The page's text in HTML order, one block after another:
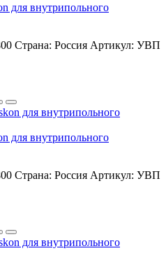
для внутрипольного
Страна: Россия Артикул: УВП
для внутрипольного
Страна: Россия Артикул: УВП